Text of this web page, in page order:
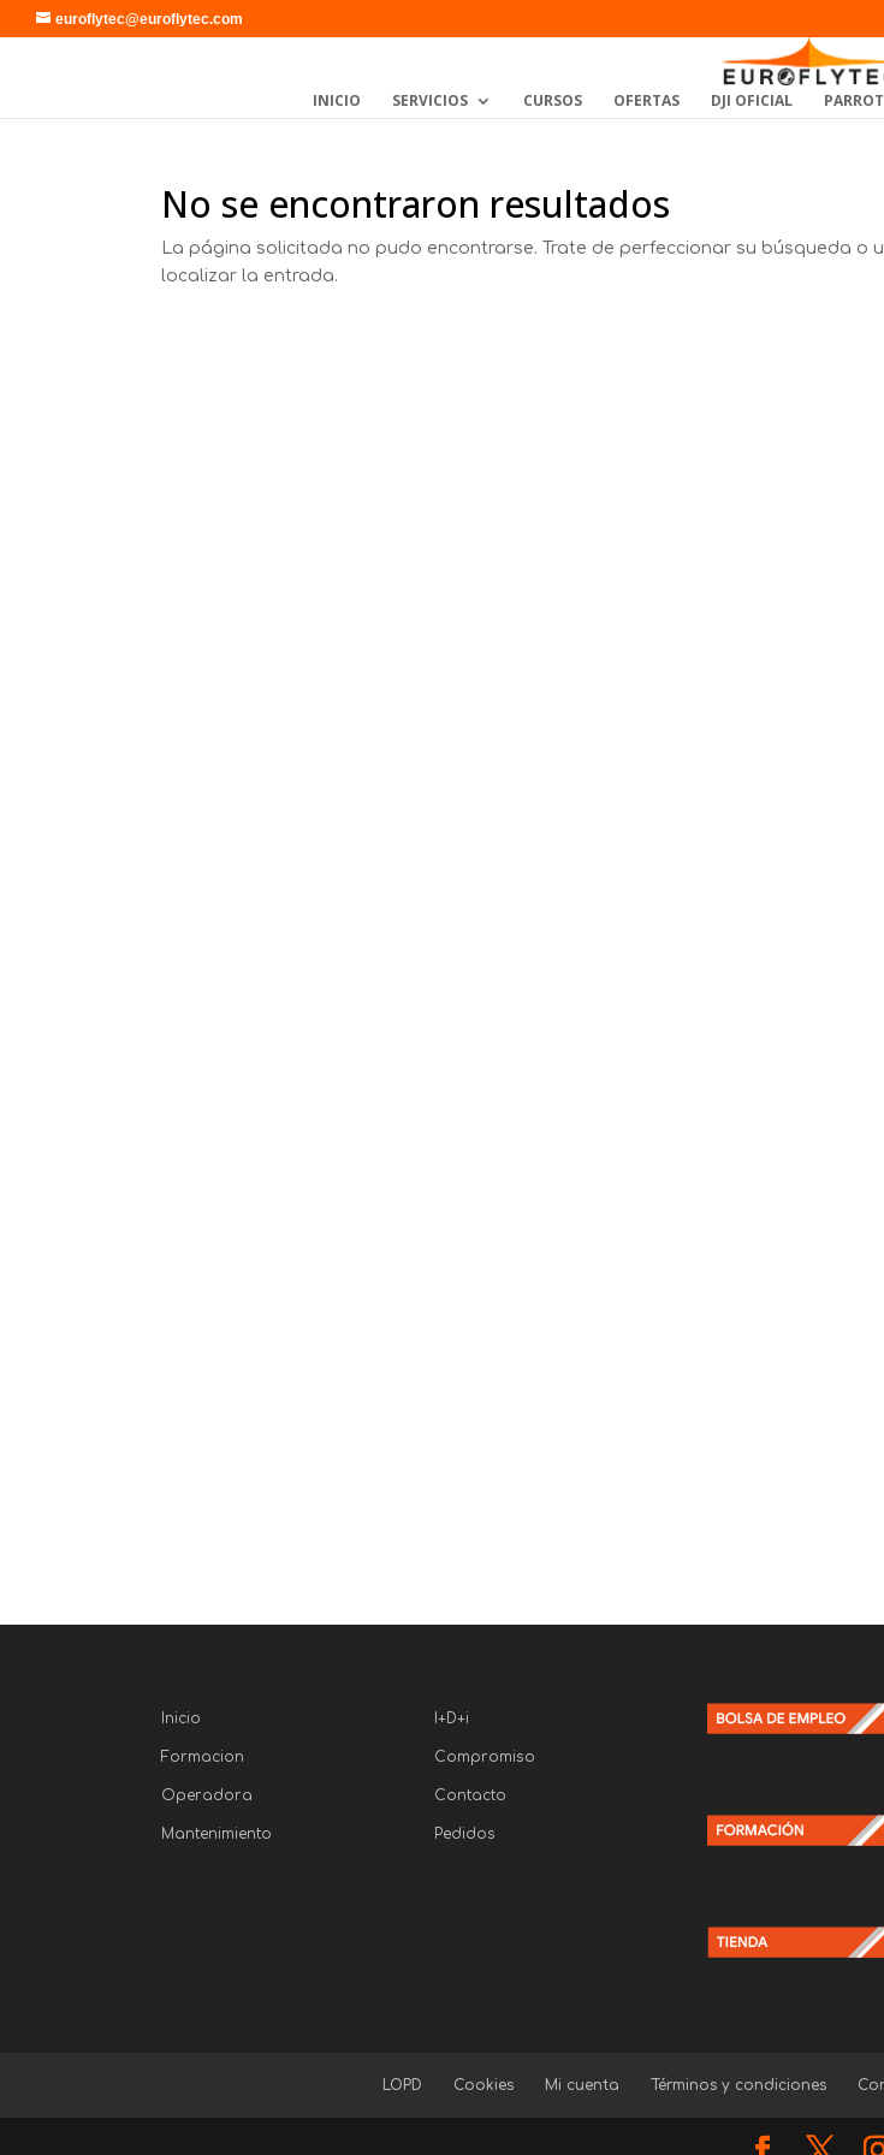
euroflytec@euroflytec.com
INICIO SERVICIOS CURSOS OFERTAS DJI OFICIAL PARROT
No se encontraron resultados
La página solicitada no pudo encontrarse. Trate de perfeccionar su búsqueda o
localizar la entrada.
Inicio
Formacion
Operadora
Mantenimiento
I+D+i
Compromiso
Contacto
Pedidos
LOPD Cookies Mi cuenta Términos y condiciones